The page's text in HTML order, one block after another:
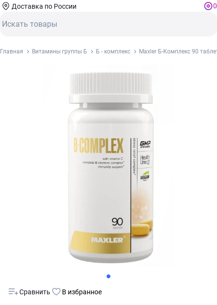
Доставка по России 0
Главная Витамины группы Б Б - комплекс Maxler Б-Комплекс 90
Сравнить В избранное